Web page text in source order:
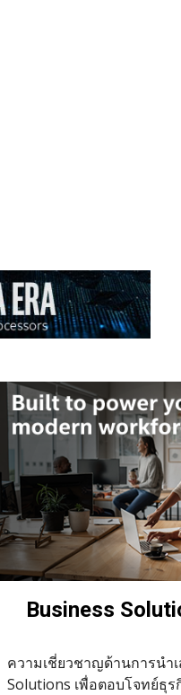
Business
ความเชี่ยวชาญด้านการนำ
Solutions เพื่อตอบโจทย์ธุร